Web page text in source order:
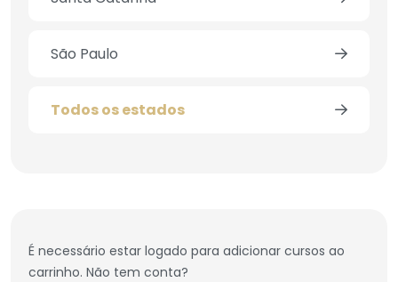
São Paulo
Todos os estados
É necessário estar logado para adicionar cursos ao
carrinho. Não tem conta?